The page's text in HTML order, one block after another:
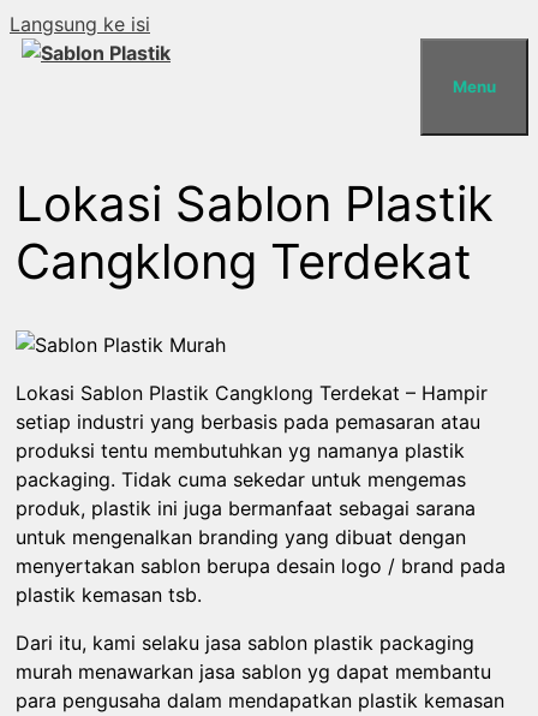
Langsung ke isi
Menu
Lokasi Sablon Plastik
Cangklong Terdekat
Lokasi Sablon Plastik Cangklong Terdekat – Hampir
setiap industri yang berbasis pada pemasaran atau
produksi tentu membutuhkan yg namanya plastik
packaging. Tidak cuma sekedar untuk mengemas
produk, plastik ini juga bermanfaat sebagai sarana
untuk mengenalkan branding yang dibuat dengan
menyertakan sablon berupa desain logo / brand pada
plastik kemasan tsb.
Dari itu, kami selaku jasa sablon plastik packaging
murah menawarkan jasa sablon yg dapat membantu
para pengusaha dalam mendapatkan plastik kemasan